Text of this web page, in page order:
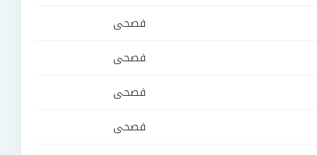
فصحى
فصحى
فصحى
فصحى